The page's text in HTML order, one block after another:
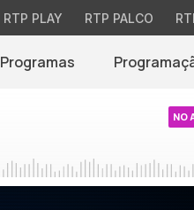
RTP PLAY RTP PALCO
Programas
NO